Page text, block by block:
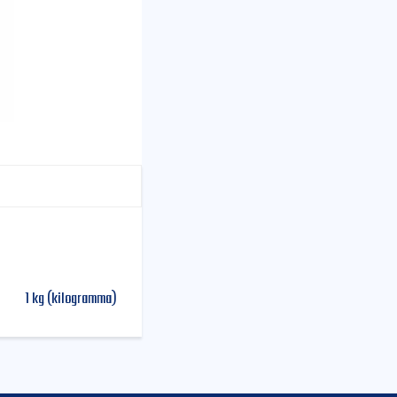
1 kg (kilogramma)